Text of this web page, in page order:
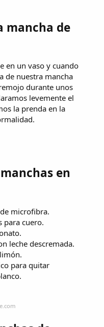
mancha de
en un vaso y cuando
de nuestra mancha
durante unos
levemente el
la prenda en la
en
microfibra.
para cuero.
leche descremada.
para quitar